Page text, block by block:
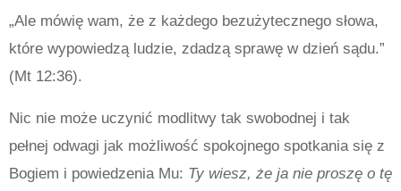
„Ale mówię wam, że z każdego bezużytecznego słowa,
które wypowiedzą ludzie, zdadzą sprawę w dzień sądu.”
(Mt 12:36).
Nic nie może uczynić modlitwy tak swobodnej i tak
pełnej odwagi jak możliwość spokojnego spotkania się z
Bogiem i powiedzenia Mu: Ty wiesz, że ja nie proszę o tę